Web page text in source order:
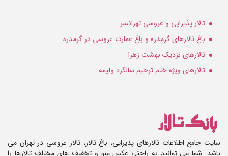
تالار پذیرایی و عروسی تهرانسر
باغ تالارهای گرمدره و باغ عمارت عروسی در گرمدره
تالارهای نزدیک بهشت زهرا
تالارهای ویژه ختم ترحیم سالگرد ولیمه
سایت جامع اطلاعات تالارهای پذیرایی، باغ تالار، تالار عروسی در تهران می
باشد. شما می توانید به راحتی عکس منو و تخفیف های مختلف تالارها را